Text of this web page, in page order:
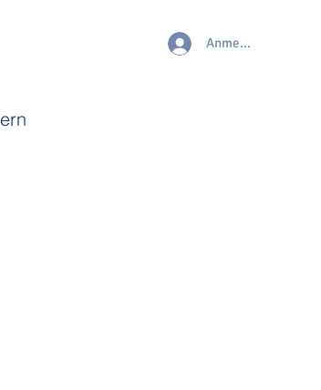
Anmelden